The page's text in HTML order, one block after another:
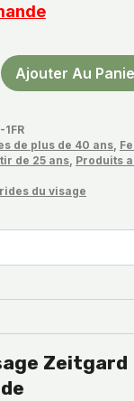
Ajouter Au
de plus de 40 ans,
de 25 ans, Produits
du visage
Zeitgard